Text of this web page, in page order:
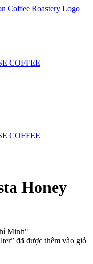
COFFEE
COFFEE
Honey
Minh"
đã được thêm vào giỏ